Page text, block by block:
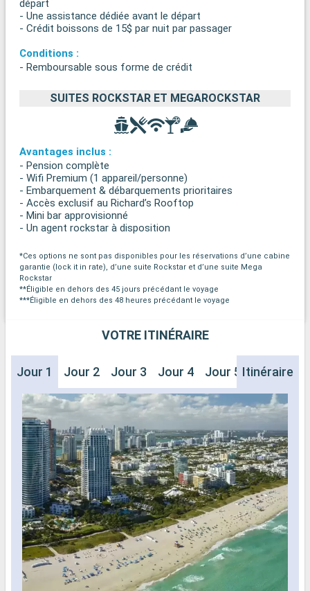
départ
- Une assistance dédiée avant le départ
- Crédit boissons de 15$ par nuit par passager
Conditions :
- Remboursable sous forme de crédit
SUITES ROCKSTAR ET MEGAROCKSTAR
Avantages inclus :
- Pension complète
- Wifi Premium (1 appareil/personne)
- Embarquement & débarquements prioritaires
- Accès exclusif au Richard’s Rooftop
- Mini bar approvisionné
- Un agent rockstar à disposition
*Ces options ne sont pas disponibles pour les réservations d’une cabine
garantie (lock it in rate), d’une suite Rockstar et d’une suite Mega
Rockstar
**Éligible en dehors des 45 jours précédant le voyage
***Éligible en dehors des 48 heures précédant le voyage
VOTRE ITINÉRAIRE
Jour 1 Jour 2 Jour 3 Jour 4 Jour 5 Itinéraire